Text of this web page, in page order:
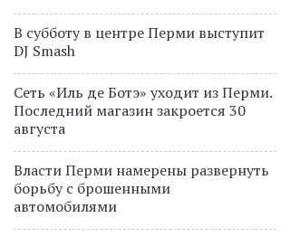
В субботу в центре Перми выступит
DJ Smash
Сеть «Иль де Ботэ» уходит из Перми.
Последний магазин закроется 30
августа
Власти Перми намерены развернуть
борьбу с брошенными
автомобилями